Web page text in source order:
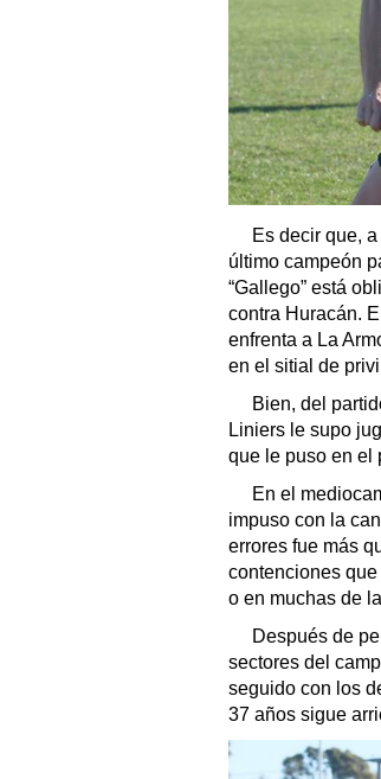
Es decir que,
último campeón
“Gallego” está
contra Huracán.
enfrenta a La
en el sitial de
Bien, del
Liniers le supo
que le puso en el
En el
impuso con la
errores fue más
contenciones
o en muchas de
Después de
sectores del
seguido con los
37 años sigue